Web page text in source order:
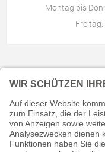
Montag bis